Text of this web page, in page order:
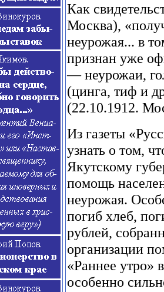
Как
Москва),
неурожая... в
признан уже
— неурожаи,
(цинга, тиф и
(22.10.1912.
Из газеты
узнать о том,
Якутскому
помощь
неурожая.
погиб хлеб,
рублей,
организации
«Раннее утро»
особенно